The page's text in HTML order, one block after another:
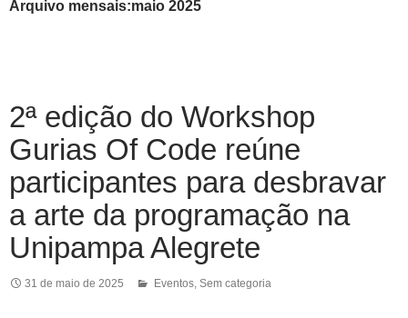
Arquivo mensais:maio 2025
2ª edição do Workshop
Gurias Of Code reúne
participantes para desbravar
a arte da programação na
Unipampa Alegrete
31 de maio de 2025 Eventos Sem categoria